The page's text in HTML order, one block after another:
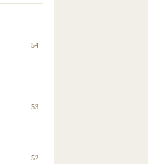
54
53
52